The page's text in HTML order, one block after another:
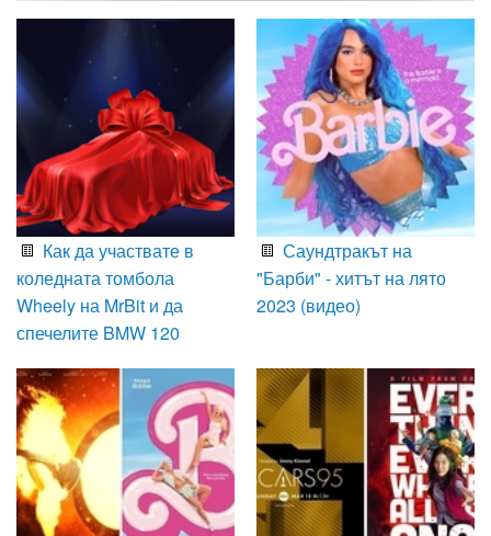
Как да участвате в
коледната томбола
Wheely на MrBit и да
спечелите BMW 120
Саундтракът на
"Барби" - хитът на лято
2023 (видео)